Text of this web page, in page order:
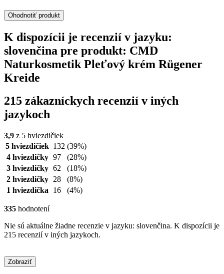
Ohodnotiť produkt
K dispozícii je recenzií v jazyku:
slovenčina pre produkt: CMD
Naturkosmetik Pleťový krém Rügener
Kreide
215 zákazníckych recenzií v iných
jazykoch
3,9 z 5 hviezdičiek
5 hviezdičiek 132 (39%)
4 hviezdičky 97
(28%)
3 hviezdičky 62
(18%)
2 hviezdičky
28
(8%)
1 hviezdička
16 (4%)
335 hodnotení
Nie sú aktuálne žiadne recenzie v jazyku: slovenčina. K dispozícii je
215 recenzií v iných jazykoch.
Zobraziť